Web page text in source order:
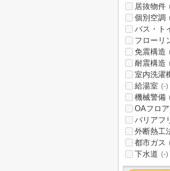
居抜物件
個別空調
バス・ト
フローリ
免震構造
耐震構造
室内洗濯
給湯室 (-)
機械警備
OAフロア
バリアフ
外断熱工
都市ガス
下水道 (-)